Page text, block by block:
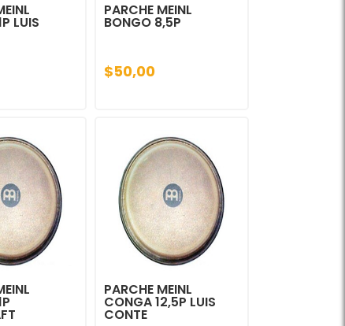
LUIS
PARCHE MEINL
BONGO 8,5P
$50,00
PARCHE MEINL
CONGA 12,5P LUIS
CONTE